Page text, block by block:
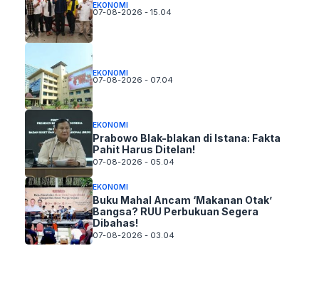
EKONOMI
07-08-2026 - 15.04
EKONOMI
07-08-2026 - 07.04
EKONOMI
Prabowo Blak-blakan di Istana: Fakta
Pahit Harus Ditelan!
07-08-2026 - 05.04
EKONOMI
Buku Mahal Ancam ‘Makanan Otak’
Bangsa? RUU Perbukuan Segera
Dibahas!
07-08-2026 - 03.04